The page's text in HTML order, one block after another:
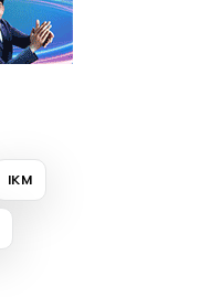
IKM